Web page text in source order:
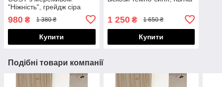
"Ніжність", грейдж сіра
980 ₴ 1 380 ₴
Купити
1 250₴ 1 650 ₴
Купити
Подібні товари компанії